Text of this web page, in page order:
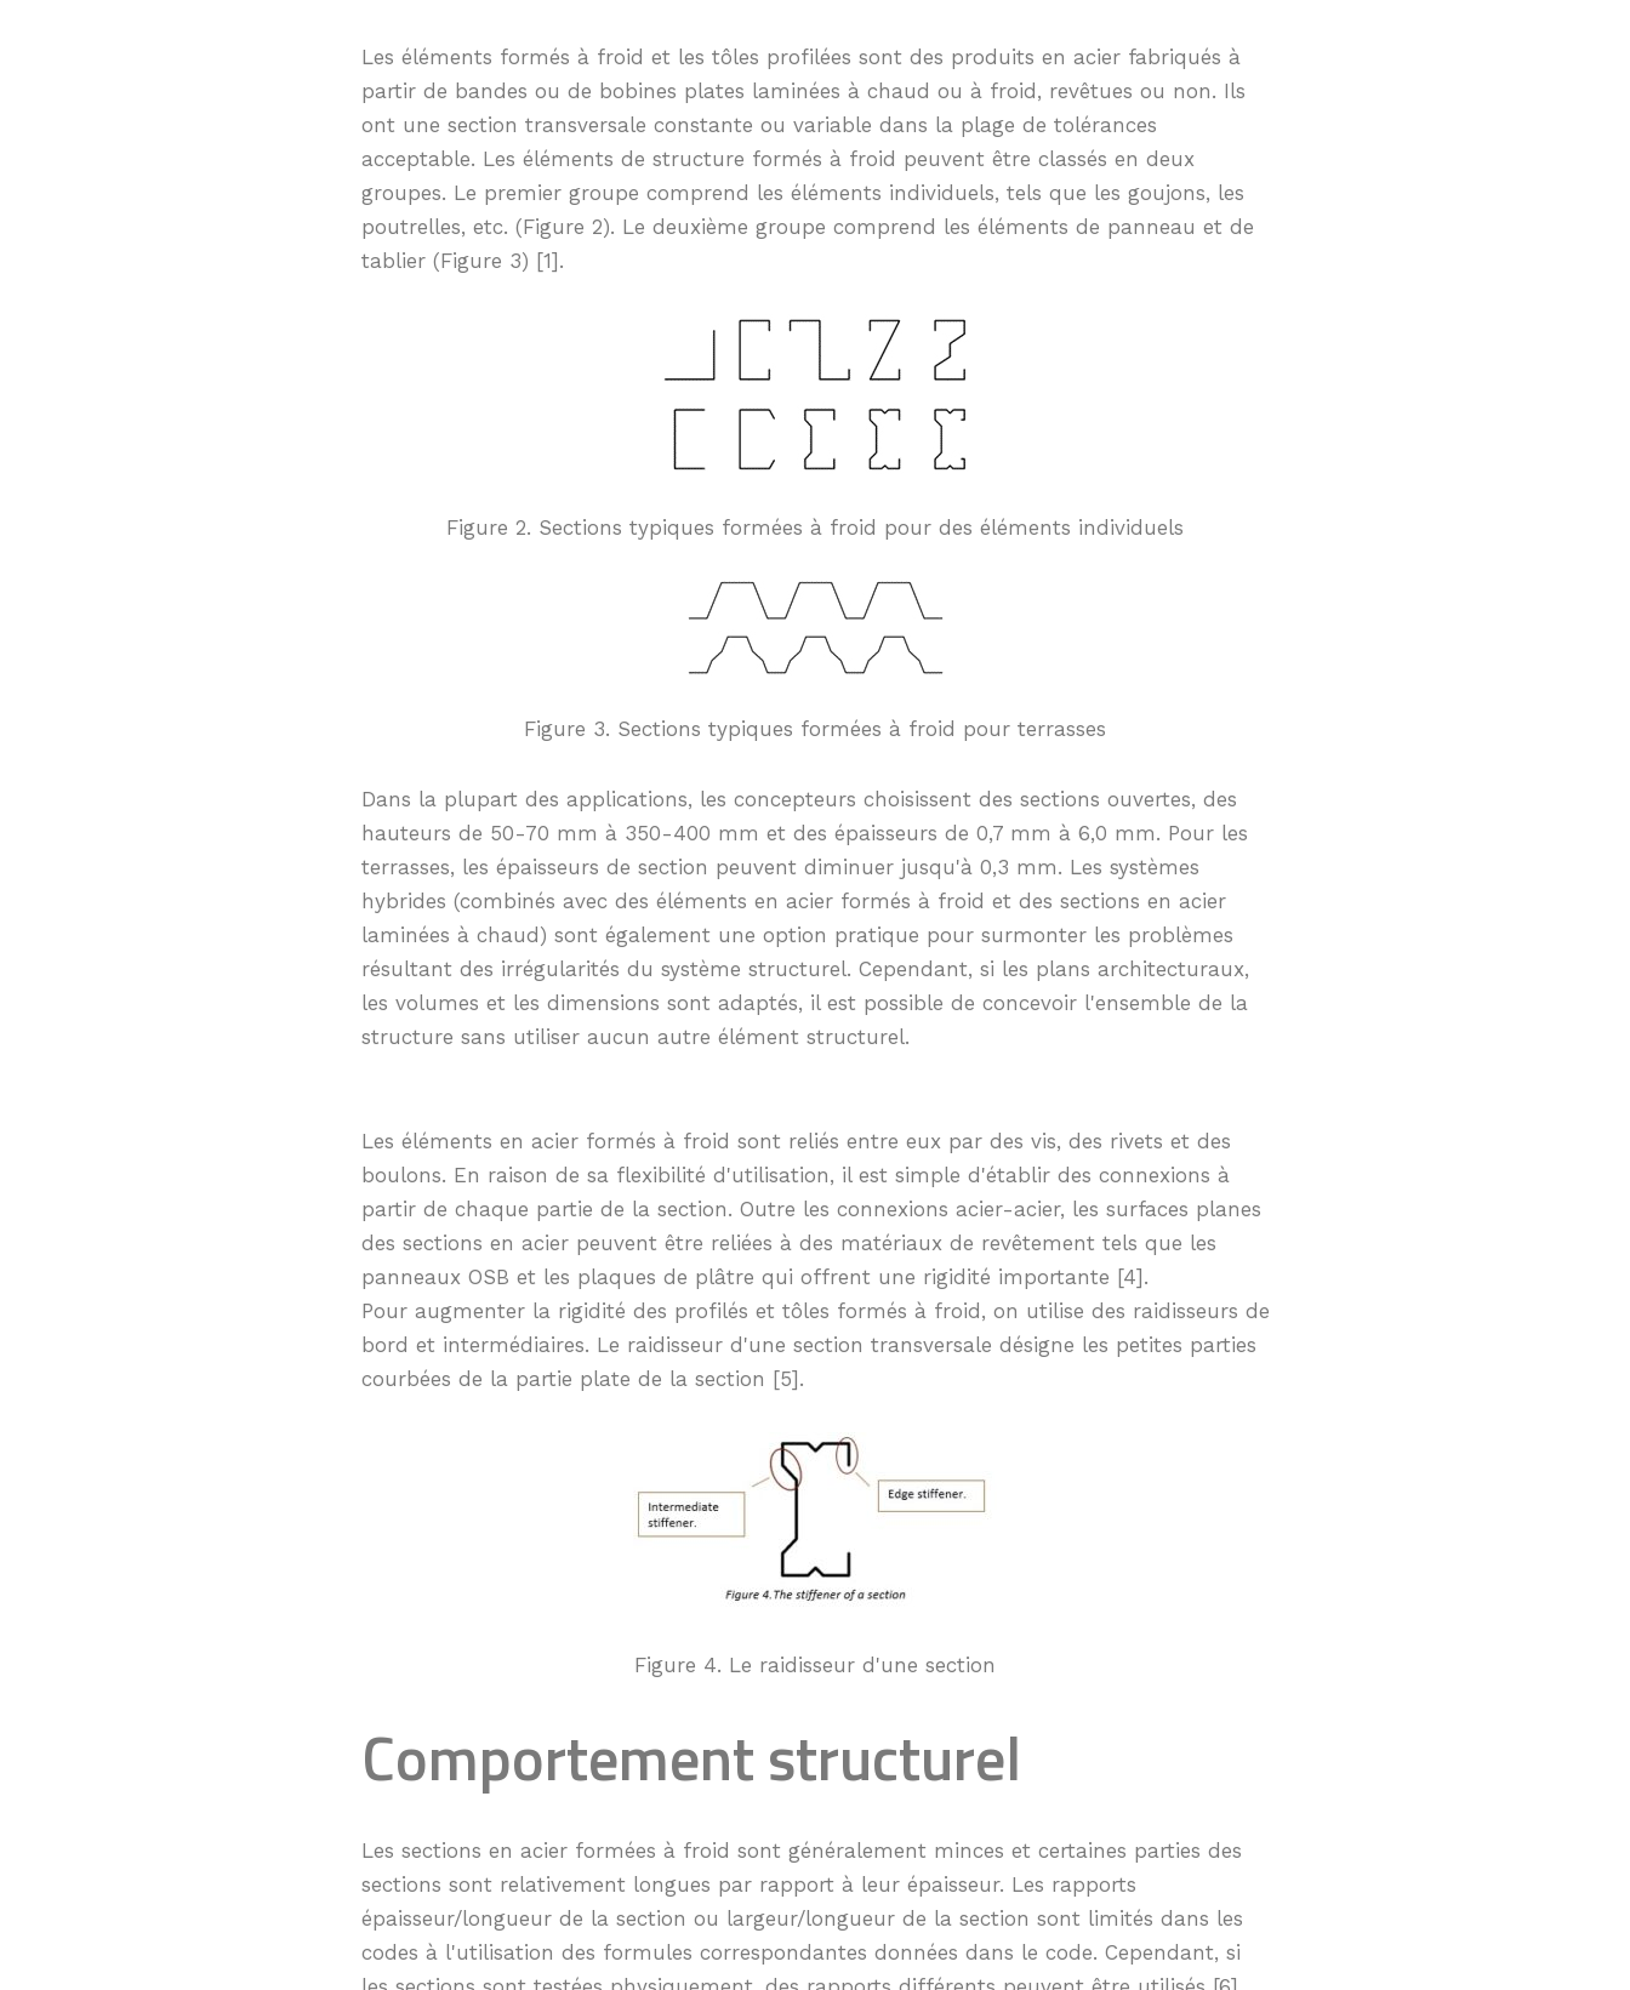
Les éléments formés à froid et les tôles profilées sont des produits en acier fabriqués à
partir de bandes ou de bobines plates laminées à chaud ou à froid, revêtues ou non. Ils
ont une section transversale constante ou variable dans la plage de tolérances
acceptable. Les éléments de structure formés à froid peuvent être classés en deux
groupes. Le premier groupe comprend les éléments individuels, tels que les goujons, les
poutrelles, etc. (Figure 2). Le deuxième groupe comprend les éléments de panneau et de
tablier (Figure 3) [1].
Figure 2. Sections typiques formées à froid pour des éléments individuels
Figure 3. Sections typiques formées à froid pour terrasses
Dans la plupart des applications, les concepteurs choisissent des sections ouvertes, des
hauteurs de 50-70 mm à 350-400 mm et des épaisseurs de 0,7 mm à 6,0 mm. Pour les
terrasses, les épaisseurs de section peuvent diminuer jusqu'à 0,3 mm. Les systèmes
hybrides (combinés avec des éléments en acier formés à froid et des sections en acier
laminées à chaud) sont également une option pratique pour surmonter les problèmes
résultant des irrégularités du système structurel. Cependant, si les plans architecturaux,
les volumes et les dimensions sont adaptés, il est possible de concevoir l'ensemble de la
structure sans utiliser aucun autre élément structurel.
Les éléments en acier formés à froid sont reliés entre eux par des vis, des rivets et des
boulons. En raison de sa flexibilité d'utilisation, il est simple d'établir des connexions à
partir de chaque partie de la section. Outre les connexions acier-acier, les surfaces planes
des sections en acier peuvent être reliées à des matériaux de revêtement tels que les
panneaux OSB et les plaques de plâtre qui offrent une rigidité importante [4].
Pour augmenter la rigidité des profilés et tôles formés à froid, on utilise des raidisseurs de
bord et intermédiaires. Le raidisseur d'une section transversale désigne les petites parties
courbées de la partie plate de la section [5].
Figure 4. Le raidisseur d'une section
Comportement structurel
Les sections en acier formées à froid sont généralement minces et certaines parties des
sections sont relativement longues par rapport à leur épaisseur. Les rapports
épaisseur/longueur de la section ou largeur/longueur de la section sont limités dans les
codes à l'utilisation des formules correspondantes données dans le code. Cependant, si